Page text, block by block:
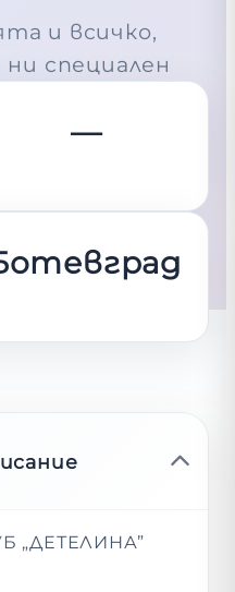
и всичко,
специален
—
„ДЕТЕЛИНА”